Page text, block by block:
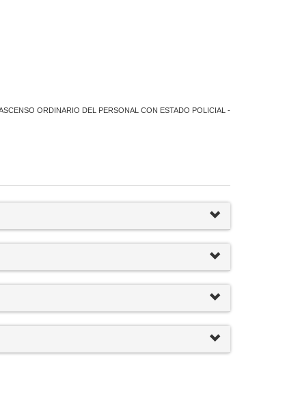
ORDINARIO DEL PERSONAL CON ESTADO POLICIAL -